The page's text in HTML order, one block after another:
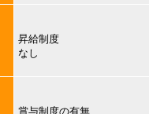
昇給制度
なし
賞与制度の有無